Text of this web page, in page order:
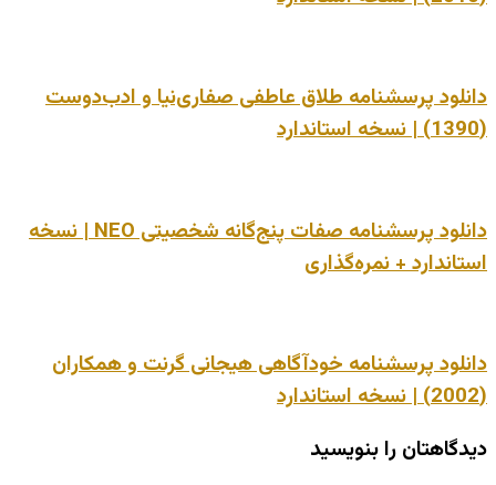
دانلود پرسشنامه طلاق عاطفی صفاری‌نیا و ادب‌دوست
(1390) | نسخه استاندارد
دانلود پرسشنامه صفات پنج‌گانه شخصیتی NEO | نسخه
استاندارد + نمره‌گذاری
دانلود پرسشنامه خودآگاهی هیجانی گرنت و همکاران
(2002) | نسخه استاندارد
دیدگاهتان را بنویسید